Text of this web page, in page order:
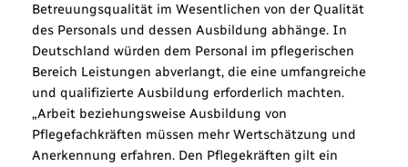
Betreuungsqualität im Wesentlichen von der Qualität
des Personals und dessen Ausbildung abhänge. In
Deutschland würden dem Personal im pflegerischen
Bereich Leistungen abverlangt, die eine umfangreiche
und qualifizierte Ausbildung erforderlich machten.
„Arbeit beziehungsweise Ausbildung von
Pflegefachkräften müssen mehr Wertschätzung und
Anerkennung erfahren. Den Pflegekräften gilt ein